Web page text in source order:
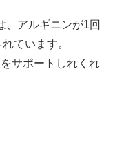
、アルギニンが1回
ています。
サポートしれくれ